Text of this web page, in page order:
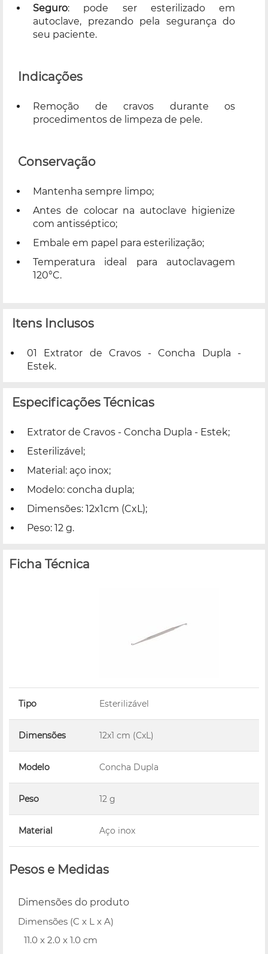
Seguro: pode ser esterilizado em
autoclave, prezando pela segurança do
seu paciente.
Indicações
Remoção de cravos durante os
procedimentos de limpeza de pele.
Conservação
Mantenha sempre limpo;
Antes de colocar na autoclave higienize
com antisséptico;
Embale em papel para esterilização;
Temperatura ideal para autoclavagem
120°C.
Itens Inclusos
01 Extrator de Cravos - Concha Dupla -
Estek.
Especificações Técnicas
Extrator de Cravos - Concha Dupla - Estek;
Esterilizável;
Material: aço inox;
Modelo: concha dupla;
Dimensões: 12x1cm (CxL);
Peso: 12 g.
Ficha Técnica
Tipo Esterilizável
Dimensões 12x1 cm (CxL)
Modelo Concha Dupla
Peso 12 g
Material Aço inox
Pesos e Medidas
Dimensões do produto
Dimensões (C x L x A)
11.0 x 2.0 x 1.0 cm